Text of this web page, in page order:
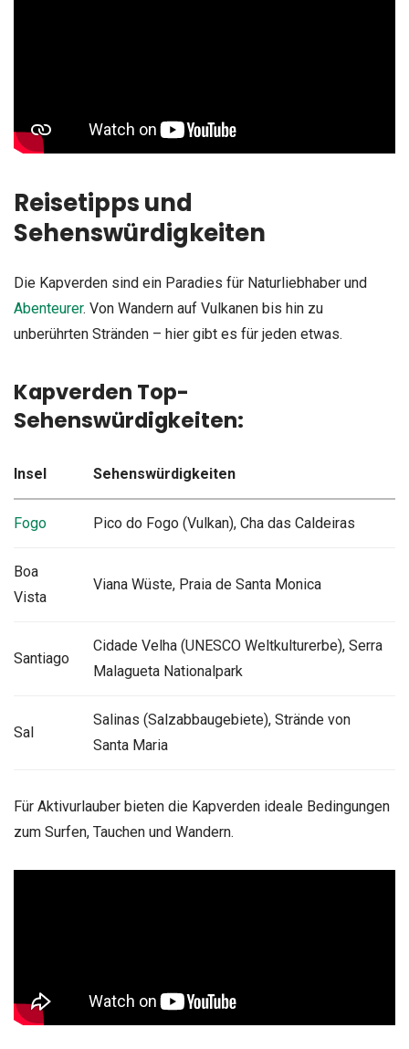
Reisetipps und
Sehenswürdigkeiten
Die Kapverden sind ein Paradies für Naturliebhaber und
Abenteurer. Von Wandern auf Vulkanen bis hin zu
unberührten Stränden – hier gibt es für jeden etwas.
Kapverden Top-
Sehenswürdigkeiten:
Insel Sehenswürdigkeiten
Fogo Pico do Fogo (Vulkan), Cha das Caldeiras
Boa
Vista
Viana Wüste, Praia de Santa Monica
Santiago
Cidade Velha (UNESCO Weltkulturerbe), Serra
Malagueta Nationalpark
Sal
Salinas (Salzabbaugebiete), Strände von
Santa Maria
Für Aktivurlauber bieten die Kapverden ideale Bedingungen
zum Surfen, Tauchen und Wandern.